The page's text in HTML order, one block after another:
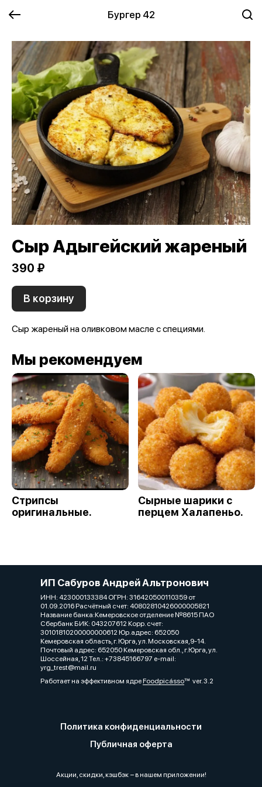
Бургер 42
Сыр Адыгейский жареный
390 ₽
В корзину
Сыр жареный на оливковом масле с специями.
Мы рекомендуем
Стрипсы
оригинальные.
Сырные шарики с
перцем Халапеньо.
ИП Сабуров Андрей Альтронович
ИНН: 423000133384 ОГРН: 316420500110359 от
01.09.2016 Расчётный счет: 40802810426000005821
Название банка:Кемеровское отделение №8615 ПАО
Сбербанк БИК: 043207612 Корр. счет:
30101810200000000612 Юр.адрес: 652050
Кемеровская область, г. Юрга, ул. Московская,9-14.
Почтовый адрес: 652050 Кемеровская обл., г.Юрга, ул.
Шоссейная, 12 Тел.: +73845166797 e-mail:
yrg_trest@mail.ru
Работает на эффективном ядреFoodpicássover. 3.2
Политика конфиденциальности
Публичная оферта
Акции, скидки, кэшбэк − в нашем приложении!